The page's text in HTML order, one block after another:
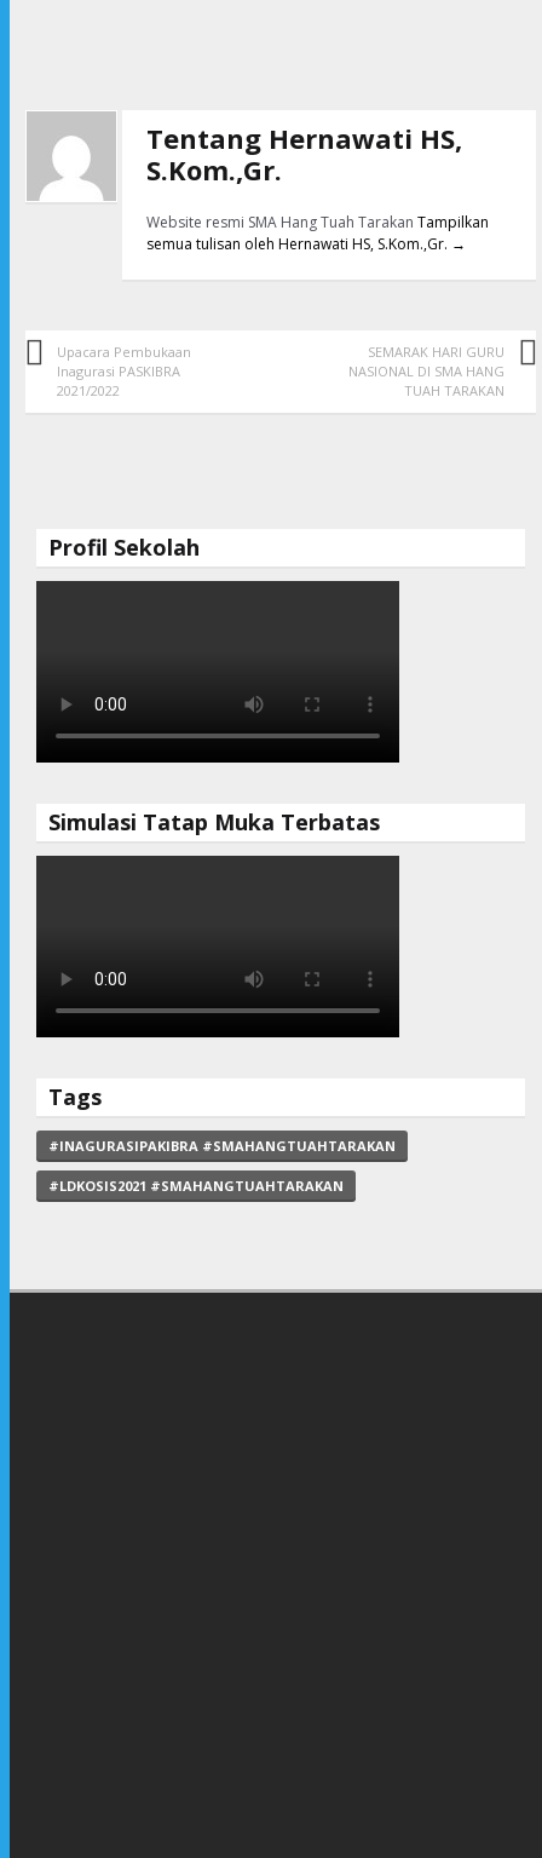
Tentang Hernawati HS,
S.Kom.,Gr.
Website resmi SMA Hang Tuah TarakanTampilkan
semua tulisan oleh Hernawati HS, S.Kom.,Gr. →
Upacara Pembukaan
Inagurasi PASKIBRA
2021/2022
SEMARAK HARI GURU
NASIONAL DI SMA HANG
TUAH TARAKAN
Profil Sekolah
Simulasi Tatap Muka Terbatas
Tags
#INAGURASIPAKIBRA #SMAHANGTUAHTARAKAN
#LDKOSIS2021 #SMAHANGTUAHTARAKAN